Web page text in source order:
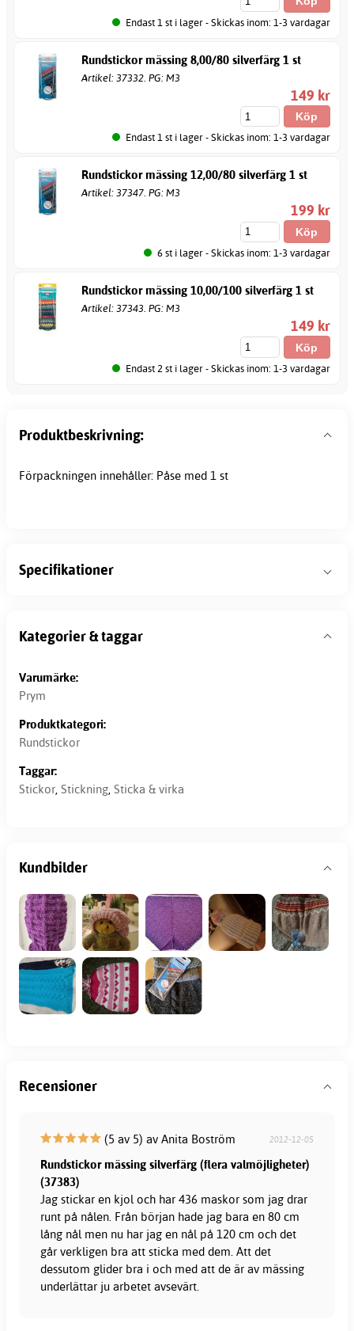
Endast 1 st i lager - Skickas inom: 1-3 vardagar
Rundstickor mässing 8,00/80 silverfärg 1 st
Artikel: 37332. PG: M3
149 kr
Endast 1 st i lager - Skickas inom: 1-3 vardagar
Rundstickor mässing 12,00/80 silverfärg 1 st
Artikel: 37347. PG: M3
199 kr
6 st i lager - Skickas inom: 1-3 vardagar
Rundstickor mässing 10,00/100 silverfärg 1 st
Artikel: 37343. PG: M3
149 kr
Endast 2 st i lager - Skickas inom: 1-3 vardagar
Produktbeskrivning:
Förpackningen innehåller: Påse med 1 st
Specifikationer
Kategorier & taggar
Varumärke:
Prym
Produktkategori:
Rundstickor
Taggar:
Stickor, Stickning, Sticka & virka
Kundbilder
Recensioner
(5 av 5) av Anita Boström 2012-12-05
Rundstickor mässing silverfärg (flera valmöjligheter)
(37383)
Jag stickar en kjol och har 436 maskor som jag drar
runt på nålen. Från början hade jag bara en 80 cm
lång nål men nu har jag en nål på 120 cm och det
går verkligen bra att sticka med dem. Att det
dessutom glider bra i och med att de är av mässing
underlättar ju arbetet avsevärt.